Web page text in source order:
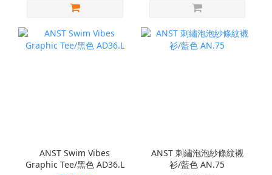
ANST Swim Vibes
Graphic Tee/黑色 AD36.L
ANST 刺繡泡泡紗條紋襯
衫/藍色 AN.75